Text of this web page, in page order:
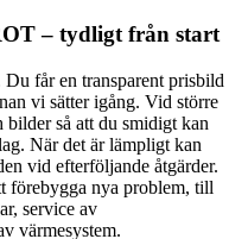
– tydligt från start
får en transparent prisbild
vi sätter igång. Vid större
så att du smidigt kan
När det är lämpligt kan
vid efterföljande åtgärder.
förebygga nya problem, till
service av
värmesystem.